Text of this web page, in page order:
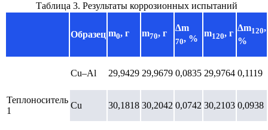
Таблица 3. Результаты коррозионных испытаний
Образец m0, г m70, г
∆m
70, %
m120, г
∆m120,
%
Теплоноситель
1
Cu–Al 29,9429 29,9679 0,0835 29,9764 0,1119
Cu 30,1818 30,2042 0,0742 30,2103 0,0938